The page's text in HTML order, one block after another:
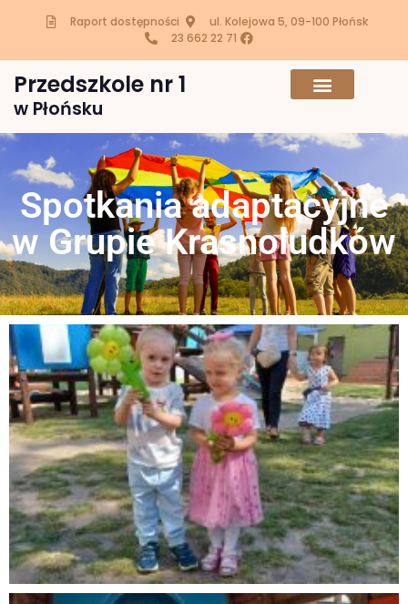
Raport dostępności
ul. Kolejowa 5, 09-100 Płońsk
23 662 22 71
Przedszkole nr 1
w Płońsku
Spotkania adaptacyjne
w Grupie Krasnoludków